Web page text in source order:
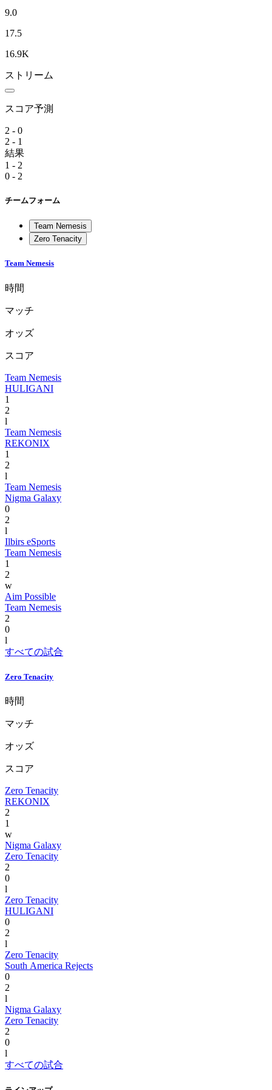
9.0
17.5
16.9K
ストリーム
スコア予測
2 - 0
2 - 1
結果
1 - 2
0 - 2
チームフォーム
Team Nemesis
Zero Tenacity
Team Nemesis
時間
マッチ
オッズ
スコア
Team Nemesis
HULIGANI
1
2
l
Team Nemesis
REKONIX
1
2
l
Team Nemesis
Nigma Galaxy
0
2
l
Ilbirs eSports
Team Nemesis
1
2
w
Aim Possible
Team Nemesis
2
0
l
すべての試合
Zero Tenacity
時間
マッチ
オッズ
スコア
Zero Tenacity
REKONIX
2
1
w
Nigma Galaxy
Zero Tenacity
2
0
l
Zero Tenacity
HULIGANI
0
2
l
Zero Tenacity
South America Rejects
0
2
l
Nigma Galaxy
Zero Tenacity
2
0
l
すべての試合